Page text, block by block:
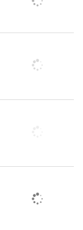
气，一边
理的过
深入践行
，太原市
的理念，
、综合治
进降碳减
、污染治
，45公里
里滨河自